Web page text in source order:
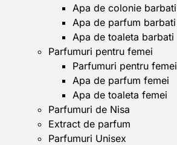
Apa de colonie barbati
Apa de parfum barbati
Apa de toaleta barbati
Parfumuri pentru femei
Parfumuri pentru femei
Apa de parfum femei
Apa de toaleta femei
Parfumuri de Nisa
Extract de parfum
Parfumuri Unisex